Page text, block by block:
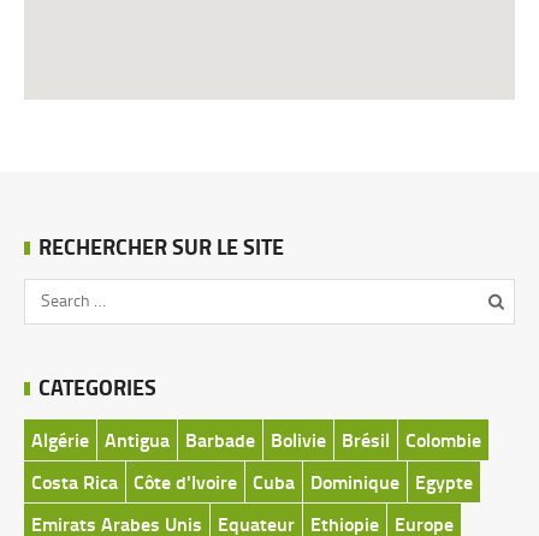
RECHERCHER SUR LE SITE
CATEGORIES
Algérie Antigua Barbade Bolivie Brésil
Colombie
Costa Rica Côte d'Ivoire Cuba Dominique
Egypte
Emirats Arabes Unis
Equateur Ethiopie
Europe